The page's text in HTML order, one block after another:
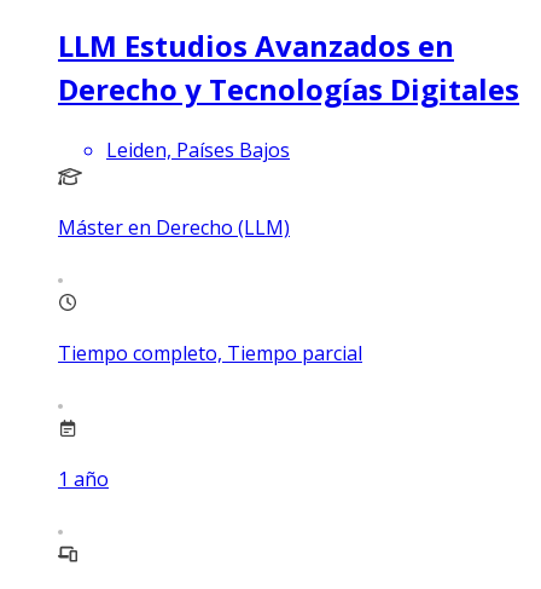
LLM Estudios Avanzados en
Derecho y Tecnologías Digitales
Leiden, Países Bajos
Máster en Derecho (LLM)
Tiempo completo, Tiempo parcial
1 año